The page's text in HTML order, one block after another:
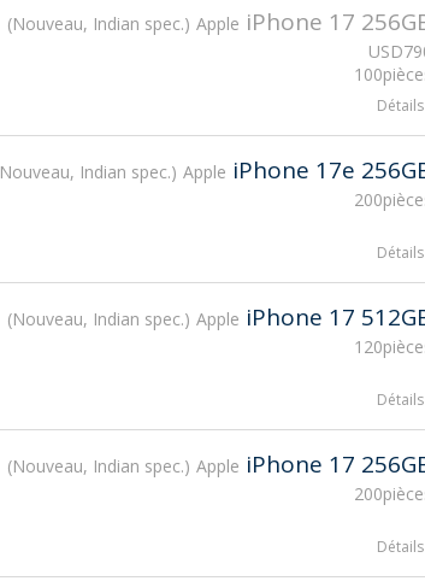
Nouveau, Indian spec. Apple iPhone 17
USD
Détails
Nouveau, Indian spec. Apple iPhone 17e
Détails
Nouveau, Indian spec. Apple iPhone 17
Détails
Nouveau, Indian spec. Apple iPhone 17
Détails